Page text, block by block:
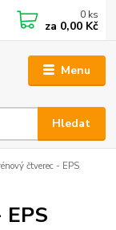
Menu
Hledat
0 ks
za 0,00 Kč
čtverec - EPS